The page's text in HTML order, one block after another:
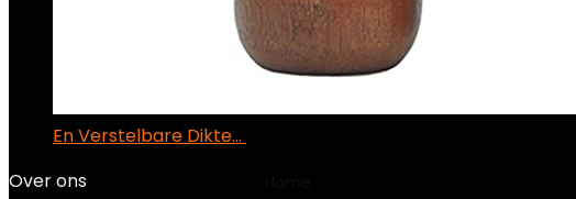
En Verstelbare Dikte…
Over ons